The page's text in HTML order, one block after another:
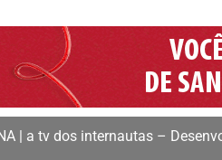
| a tv dos internautas –